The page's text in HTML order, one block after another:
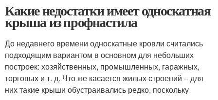
Какие недостатки имеет односкатная
крыша из профнастила
До недавнего времени односкатные кровли считались
подходящим вариантом в основном для небольших
построек: хозяйственных, промышленных, гаражных,
торговых и т. д. Что же касается жилых строений – для
них такие крыши обустраивались редко, поскольку